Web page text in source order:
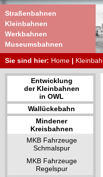
Straßenbahnen
Kleinbahnen
Werkbahnen
Museumsbahnen
Sie sind hier: Home |
Entwicklung
der Kleinbahnen
in OWL
Wallückebahn
Mindener
Kreisbahnen
MKB Fahrzeuge
Schmalspur
MKB Fahrzeuge
Regelspur